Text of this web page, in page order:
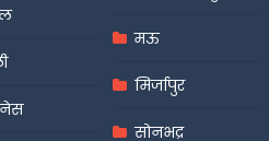
मऊ
मिर्जापुर
सोनभद्र